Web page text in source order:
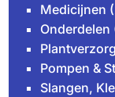
Medicijnen
Onderdelen
Pompen &
Slangen,